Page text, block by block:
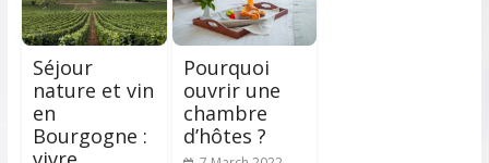
Séjour
nature et vin
en
Bourgogne :
Pourquoi
ouvrir une
chambre
d’hôtes ?